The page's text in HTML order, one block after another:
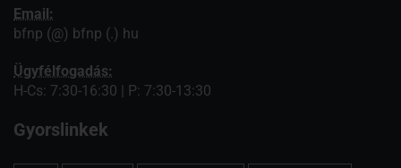
Email:
bfnp (@) bfnp (.) hu
Ügyfélfogadás:
H-Cs: 7:30-16:30 | P: 7:30-13:30
Gyorslinkek